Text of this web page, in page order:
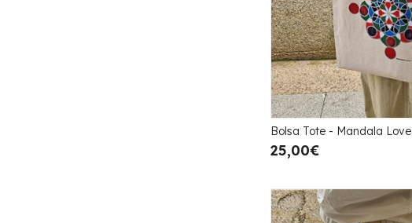
Bolsa Tote - Mandala Love
25,00€